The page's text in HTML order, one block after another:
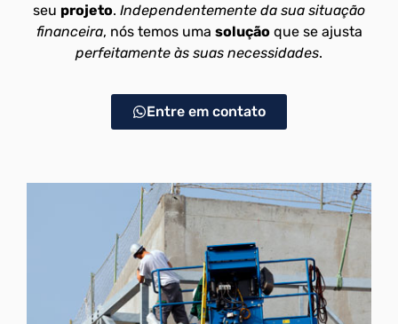
seu projeto. Independentemente da sua situação
financeira, nós temos uma soluçãoque se ajusta
perfeitamente às suas necessidades.
Entre em contato